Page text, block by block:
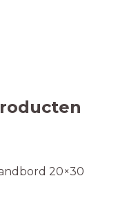
20×30